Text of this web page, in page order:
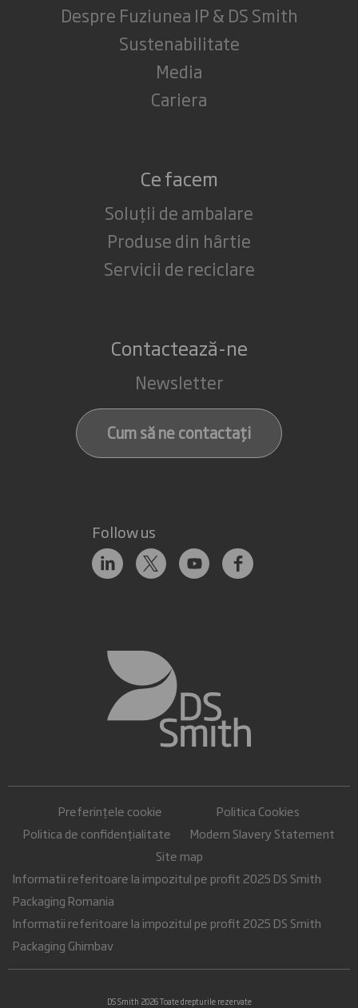
Despre Fuziunea IP & DS Smith
Sustenabilitate
Media
Cariera
Ce facem
Soluții de ambalare
Produse din hârtie
Servicii de reciclare
Contactează-ne
Newsletter
Cum să ne contactați
Follow us
Preferințele cookie
Politica Cookies
Politica de confidențialitate
Modern Slavery Statement
Site map
Informatii referitoare la impozitul pe profit 2025 DS Smith
Packaging Romania
Informatii referitoare la impozitul pe profit 2025 DS Smith
Packaging Ghimbav
DS Smith 2026 Toate drepturile rezervate